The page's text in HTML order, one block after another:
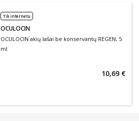
Tik internetu
OCULOCIN
OCULOCIN akių lašai be konservantų REGEN, 5
ml
10,69 €